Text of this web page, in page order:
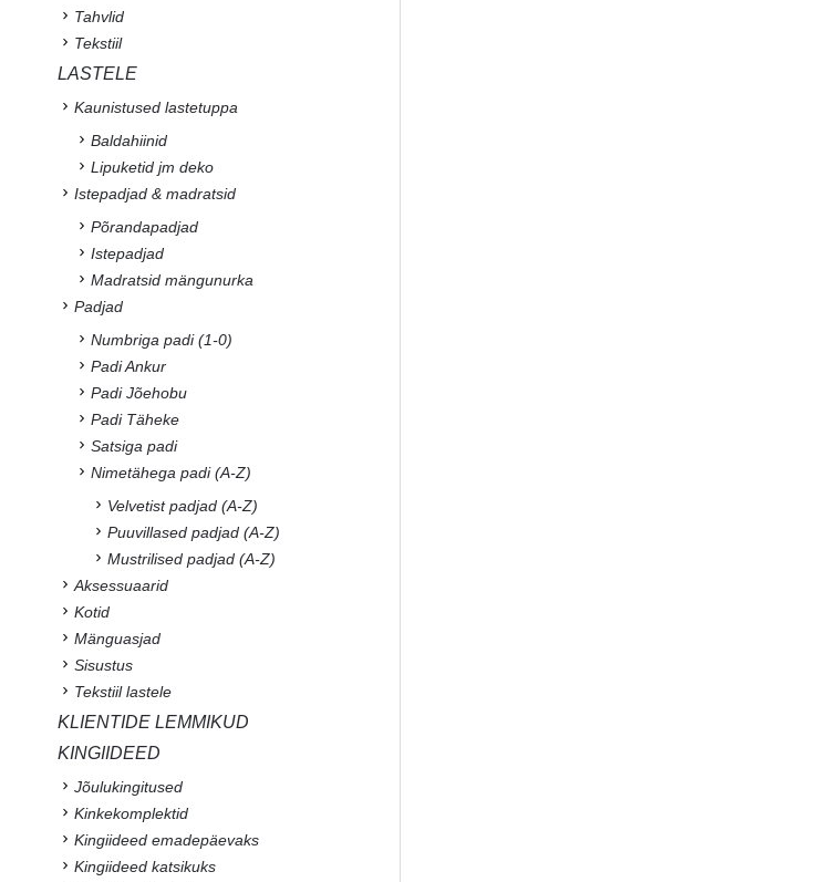
Tahvlid
Tekstiil
LASTELE
Kaunistused lastetuppa
Baldahiinid
Lipuketid jm deko
Istepadjad & madratsid
Põrandapadjad
Istepadjad
Madratsid mängunurka
Padjad
Numbriga padi (1-0)
Padi Ankur
Padi Jõehobu
Padi Täheke
Satsiga padi
Nimetähega padi (A-Z)
Velvetist padjad (A-Z)
Puuvillased padjad (A-Z)
Mustrilised padjad (A-Z)
Aksessuaarid
Kotid
Mänguasjad
Sisustus
Tekstiil lastele
KLIENTIDE LEMMIKUD
KINGIIDEED
Jõulukingitused
Kinkekomplektid
Kingiideed emadepäevaks
Kingiideed katsikuks